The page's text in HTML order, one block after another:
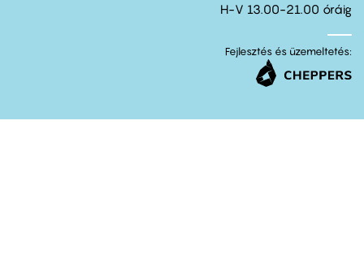
H-V 13.00-21.00 óráig
Fejlesztés és üzemeltetés: